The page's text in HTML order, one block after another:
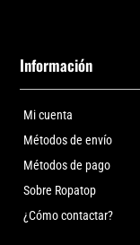
Información
Mi cuenta
Métodos de envío
Métodos de pago
Sobre Ropatop
¿Cómo contactar?